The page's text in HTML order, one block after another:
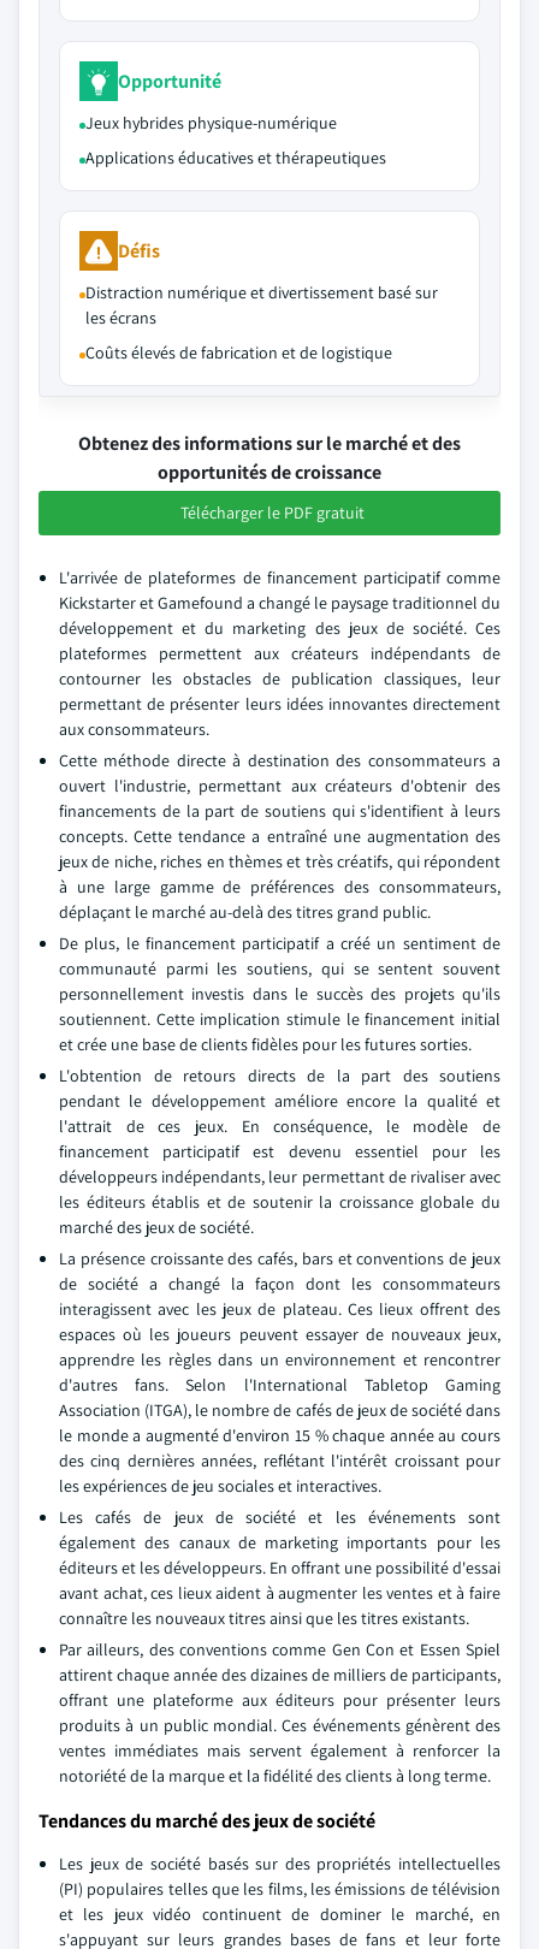
Opportunité
Jeux hybrides physique-numérique
Applications éducatives et thérapeutiques
Défis
Distraction numérique et divertissement basé sur
les écrans
Coûts élevés de fabrication et de logistique
Obtenez des informations sur le marché et des
opportunités de croissance
Télécharger le PDF gratuit
L'arrivée de plateformes de financement participatif comme
Kickstarter et Gamefound a changé le paysage traditionnel du
développement et du marketing des jeux de société. Ces
plateformes permettent aux créateurs indépendants de
contourner les obstacles de publication classiques, leur
permettant de présenter leurs idées innovantes directement
aux consommateurs.
Cette méthode directe à destination des consommateurs a
ouvert l'industrie, permettant aux créateurs d'obtenir des
financements de la part de soutiens qui s'identifient à leurs
concepts. Cette tendance a entraîné une augmentation des
jeux de niche, riches en thèmes et très créatifs, qui répondent
à une large gamme de préférences des consommateurs,
déplaçant le marché au-delà des titres grand public.
De plus, le financement participatif a créé un sentiment de
communauté parmi les soutiens, qui se sentent souvent
personnellement investis dans le succès des projets qu'ils
soutiennent. Cette implication stimule le financement initial
et crée une base de clients fidèles pour les futures sorties.
L'obtention de retours directs de la part des soutiens
pendant le développement améliore encore la qualité et
l'attrait de ces jeux. En conséquence, le modèle de
financement participatif est devenu essentiel pour les
développeurs indépendants, leur permettant de rivaliser avec
les éditeurs établis et de soutenir la croissance globale du
marché des jeux de société.
La présence croissante des cafés, bars et conventions de jeux
de société a changé la façon dont les consommateurs
interagissent avec les jeux de plateau. Ces lieux offrent des
espaces où les joueurs peuvent essayer de nouveaux jeux,
apprendre les règles dans un environnement et rencontrer
d'autres fans. Selon l'International Tabletop Gaming
Association (ITGA), le nombre de cafés de jeux de société dans
le monde a augmenté d'environ 15 % chaque année au cours
des cinq dernières années, reflétant l'intérêt croissant pour
les expériences de jeu sociales et interactives.
Les cafés de jeux de société et les événements sont
également des canaux de marketing importants pour les
éditeurs et les développeurs. En offrant une possibilité d'essai
avant achat, ces lieux aident à augmenter les ventes et à faire
connaître les nouveaux titres ainsi que les titres existants.
Par ailleurs, des conventions comme Gen Con et Essen Spiel
attirent chaque année des dizaines de milliers de participants,
offrant une plateforme aux éditeurs pour présenter leurs
produits à un public mondial. Ces événements génèrent des
ventes immédiates mais servent également à renforcer la
notoriété de la marque et la fidélité des clients à long terme.
Tendances du marché des jeux de société
Les jeux de société basés sur des propriétés intellectuelles
(PI) populaires telles que les films, les émissions de télévision
et les jeux vidéo continuent de dominer le marché, en
s'appuyant sur leurs grandes bases de fans et leur forte